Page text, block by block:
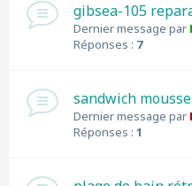
gibsea-105
Dernier message par
Réponses : 7
sandwich
Dernier message par
Réponses : 1